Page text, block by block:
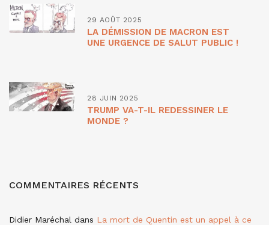
29 AOÛT 2025
LA DÉMISSION DE MACRON EST
UNE URGENCE DE SALUT PUBLIC !
28 JUIN 2025
TRUMP VA-T-IL REDESSINER LE
MONDE ?
COMMENTAIRES RÉCENTS
Didier Maréchal dans La mort de Quentin est un appel à ce